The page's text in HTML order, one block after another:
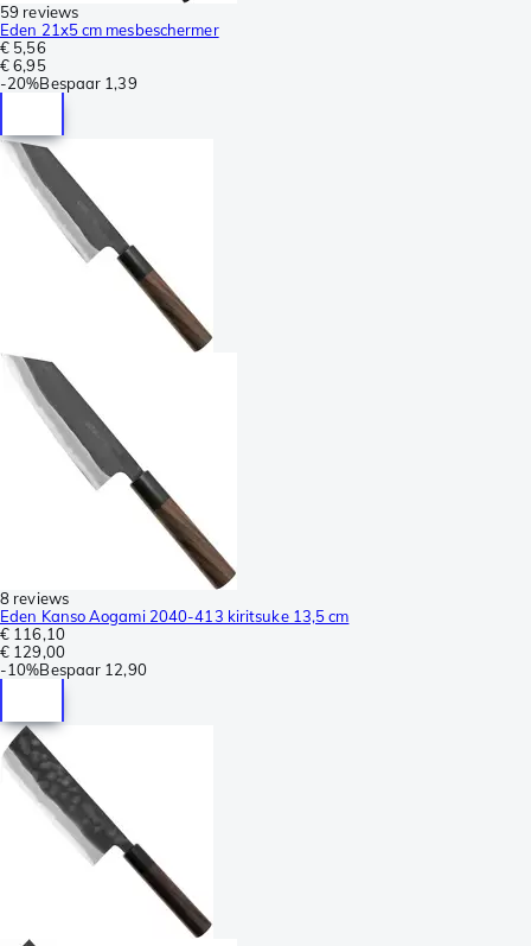
59 reviews
Eden 21x5 cm mesbeschermer
€ 5,56
€ 6,95
-20%Bespaar 1,39
8 reviews
Eden Kanso Aogami 2040-413 kiritsuke 13,5 cm
€ 116,10
€ 129,00
-10%Bespaar 12,90